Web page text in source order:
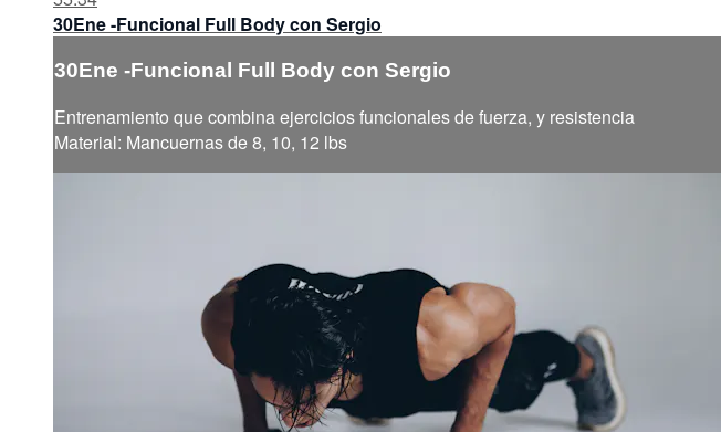
30Ene -Funcional Full Body con Sergio
30Ene -Funcional Full Body con Sergio
Entrenamiento que combina ejercicios funcionales de fuerza, y resistencia
Material: Mancuernas de 8, 10, 12 lbs